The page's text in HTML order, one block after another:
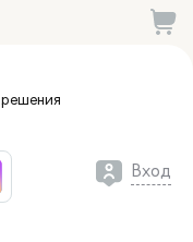
решения
Вход